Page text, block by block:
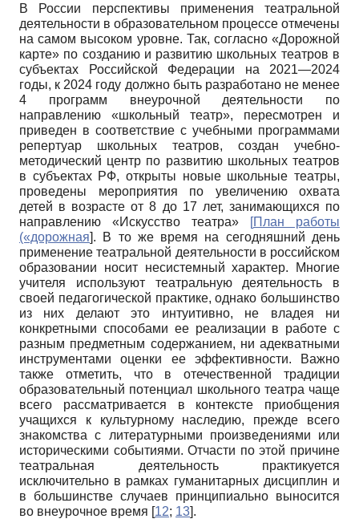
В России перспективы применения театральной
деятельности в образовательном процессе отмечены
на самом высоком уровне. Так, согласно «Дорожной
карте» по созданию и развитию школьных театров в
субъектах Российской Федерации на 2021—2024
годы, к 2024 году должно быть разработано не менее
4 программ внеурочной деятельности по
направлению «школьный театр», пересмотрен и
приведен в соответствие с учебными программами
репертуар школьных театров, создан учебно-
методический центр по развитию школьных театров
в субъектах РФ, открыты новые школьные театры,
проведены мероприятия по увеличению охвата
детей в возрасте от 8 до 17 лет, занимающихся по
направлению «Искусство театра»
[План работы
(«дорожная]. В то же время на сегодняшний день
применение театральной деятельности в российском
образовании носит несистемный характер. Многие
учителя используют театральную деятельность в
своей педагогической практике, однако большинство
из них делают это интуитивно, не владея ни
конкретными способами ее реализации в работе с
разным предметным содержанием, ни адекватными
инструментами оценки ее эффективности. Важно
также отметить, что в отечественной традиции
образовательный потенциал школьного театра чаще
всего рассматривается в контексте приобщения
учащихся к культурному наследию, прежде всего
знакомства с литературными произведениями или
историческими событиями. Отчасти по этой причине
театральная деятельность практикуется
исключительно в рамках гуманитарных дисциплин и
в большинстве случаев принципиально выносится
во внеурочное время [12; 13].